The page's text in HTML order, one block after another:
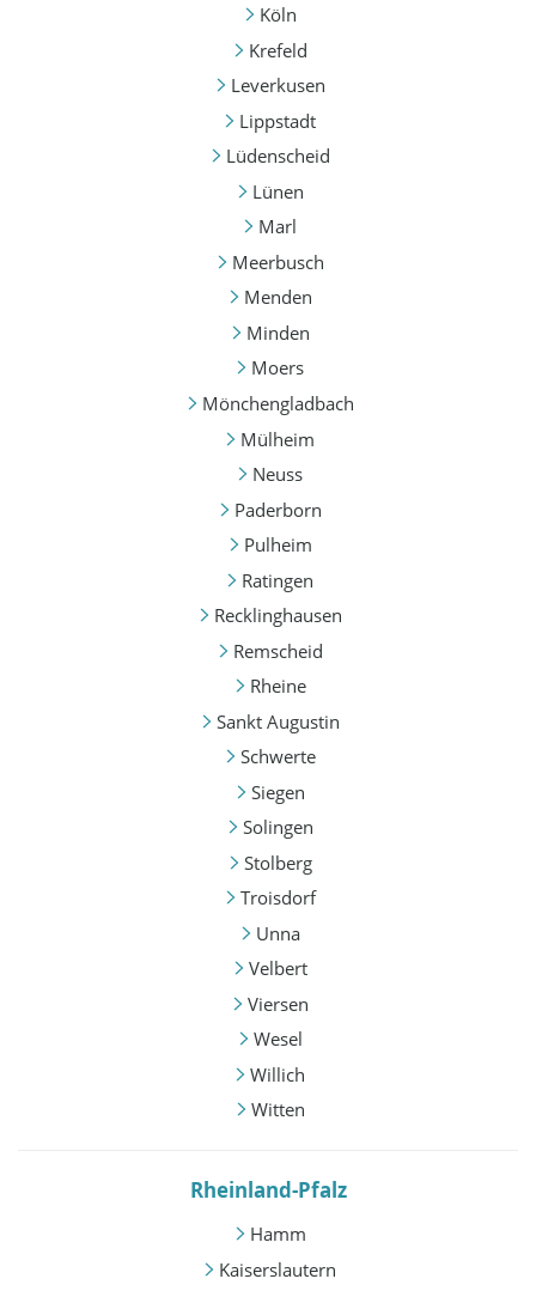
Köln
Krefeld
Leverkusen
Lippstadt
Lüdenscheid
Lünen
Marl
Meerbusch
Menden
Minden
Moers
Mönchengladbach
Mülheim
Neuss
Paderborn
Pulheim
Ratingen
Recklinghausen
Remscheid
Rheine
Sankt Augustin
Schwerte
Siegen
Solingen
Stolberg
Troisdorf
Unna
Velbert
Viersen
Wesel
Willich
Witten
Rheinland-Pfalz
Hamm
Kaiserslautern